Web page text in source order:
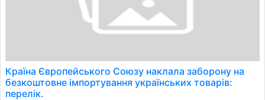
Країна Європейського Союзу наклала заборону на
безкоштовне імпортування українських товарів:
перелік.